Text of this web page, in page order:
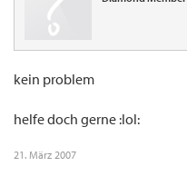
kein problem
helfe doch gerne :lol:
21. März 2007